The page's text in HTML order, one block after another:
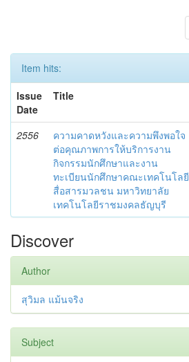
Item hits:
Issue
Date
Title
2556
ความคาดหวังและความพึงพอใจ
ต่อคุณภาพการให้บริการงาน
กิจกรรมนักศึกษาและงาน
ทะเบียนนักศึกษาคณะเทคโนโลยี
สื่อสารมวลชน มหาวิทยาลัย
เทคโนโลยีราชมงคลธัญบุรี
Discover
Author
สุวิมล แม้นจริง
Subject